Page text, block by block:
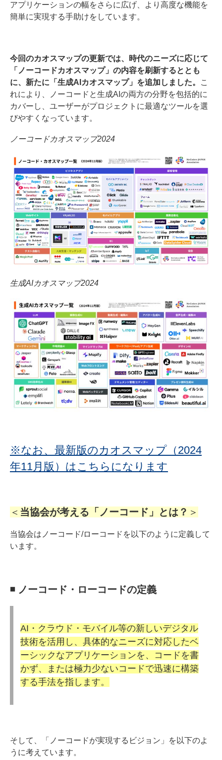
アプリケーションの幅をさらに広げ、より高度な機能を
簡単に実現する手助けをしています。
今回のカオスマップの更新では、時代のニーズに応じて
「ノーコードカオスマップ」の内容を刷新するととも
に、新たに「生成AIカオスマップ」を追加しました。
こ
れにより、ノーコードと生成AIの両方の分野を包括的に
カバーし、ユーザーがプロジェクトに最適なツールを選
びやすくなっています。
ノーコードカオスマップ2024
生成AIカオスマップ2024
※なお、最新版のカオスマップ（2024
年11月版）はこちらになります
＜ 当協会が考える「ノーコード」とは？ ＞
当協会はノーコード/ローコードを以下のように定義して
います。
◾️ ノーコード・ローコードの定義
AI・クラウド・モバイル等の新しいデジタル
技術を活用し、具体的なニーズに対応したベ
ーシックなアプリケーションを、コードを書
かず、または極力少ないコードで迅速に構築
する手法を指します。
そして、「ノーコードが実現するビジョン」を以下のよ
うに考えています。